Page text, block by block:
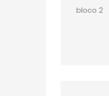
bloco 2